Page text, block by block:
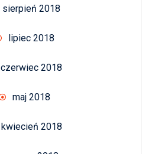
sierpień 2018
lipiec 2018
czerwiec 2018
maj 2018
kwiecień 2018